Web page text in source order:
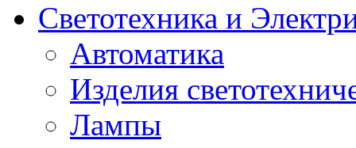
Светотехника и
Автоматика
Изделия
Лампы